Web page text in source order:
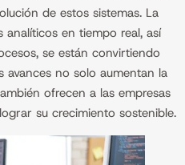
de estos sistemas. La
en tiempo real, así
se están convirtiendo
avances no solo aumentan la
ofrecen a las empresas
su crecimiento sostenible.